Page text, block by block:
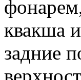
квакша
задние